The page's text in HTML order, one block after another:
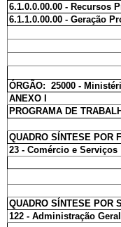
6.1.0.0.00.00 - Recursos
6.1.1.0.00.00 - Geração
ÓRGÃO: 25000 -
ANEXO I
PROGRAMA DE
QUADRO SÍNTESE POR
23 - Comércio e Serviços
QUADRO SÍNTESE POR
122 - Administração Geral